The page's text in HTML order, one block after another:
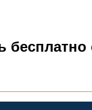
бесплатно